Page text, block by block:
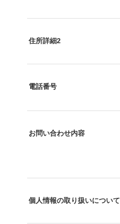
住所詳細2
電話番号
お問い合わせ内容
個人情報の取り扱いについて